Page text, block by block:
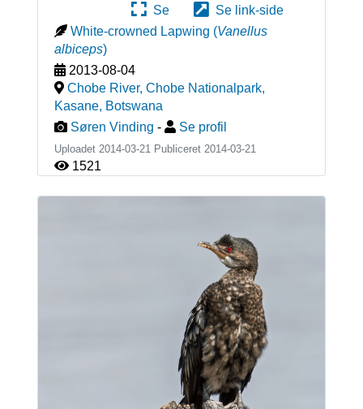
Se
Se link-side
White-crowned Lapwing (Vanellus
albiceps)
2013-08-04
Chobe River, Chobe Nationalpark,
Kasane, Botswana
Søren Vinding - Se profil
Uploadet 2014-03-21 Publiceret 2014-03-21
1521